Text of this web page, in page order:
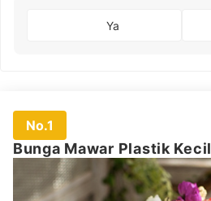
Ya
No.1
Bunga Mawar Plastik Kecil